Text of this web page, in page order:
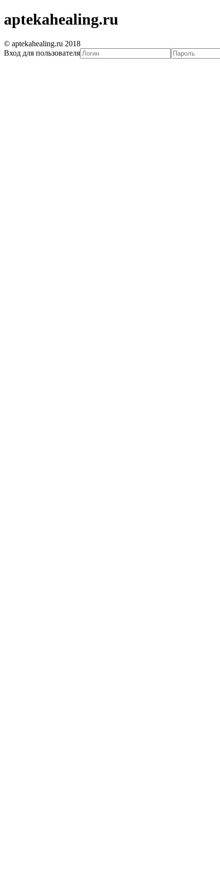
aptekahealing.ru
© aptekahealing.ru 2018
Вход для пользователя